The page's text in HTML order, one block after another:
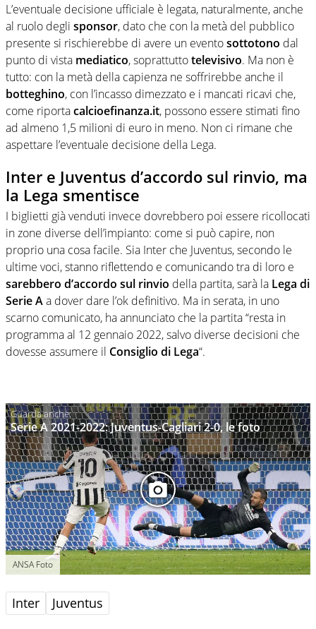
L’eventuale decisione ufficiale è legata, naturalmente, anche
al ruolo degli sponsor, dato che con la metà del pubblico
presente si rischierebbe di avere un eventosottotono dal
punto di vista mediatico, soprattuttotelevisivo. Ma non è
tutto: con la metà della capienza ne soffrirebbe anche il
botteghino, con l’incasso dimezzato e i mancati ricavi che,
come riportacalcioefinanza.it, possono essere stimati fino
ad almeno 1,5 milioni di euro in meno. Non ci rimane che
aspettare l’eventuale decisione della Lega.
Inter e Juventus d’accordo sul rinvio, ma
la Lega smentisce
I biglietti già venduti invece dovrebbero poi essere ricollocati
in zone diverse dell’impianto: come si può capire, non
proprio una cosa facile. Sia Inter che Juventus, secondo le
ultime voci, stanno riflettendo e comunicando tra di loro e
sarebbero d’accordo sul rinvio della partita, sarà la Lega di
Serie Aa dover dare l’ok definitivo. Ma in serata, in uno
scarno comunicato, ha annunciato che la partita “resta in
programma al 12 gennaio 2022, salvo diverse decisioni che
dovesse assumere il Consiglio di Lega“.
Serie A 2021-2022: Juventus-Cagliari 2-0, le foto
ANSA Foto
Inter Juventus